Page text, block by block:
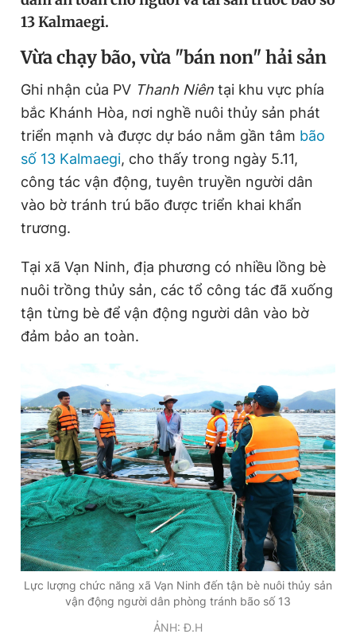
Sản phẩm khác
Thông tin tòa soạn Liên hệ quảng cáo
Đọc Thanh Niên trên điện thoại
Theo dõi báo trên
0906 645 777
Đặt báo Quảng cáo RSS Tòa soạn Chính sách bảo
Tổng biên tập: Nguyễn Ngọc Toàn
Phó tổng biên tập thường trực: Hải Thành
Phó tổng biên tập: Lâm Hiếu Dũng
Phó tổng biên tập: Trần Việt Hưng
Tổng thư ký tòa soạn: Đức Trung
Giấy phép xuất bản số 110/GP - BTTTT cấp ngày 24.3.2020
© 2003-2026 Bản quyền thuộc về Báo Thanh Niên. Cấm sao
chép dưới mọi hình thức nếu không có sự chấp thuận bằng văn
bản. Phát triển bởi ePi Technologies, JSC.
13 Kalmaegi.
Vừa chạy bão, vừa "bán non" hải sản
Ghi nhận của PV Thanh Niên tại khu vực phía
bắc Khánh Hòa, nơi nghề nuôi thủy sản phát
triển mạnh và được dự báo nằm gần tâm bão
số 13 Kalmaegi, cho thấy trong ngày 5.11,
công tác vận động, tuyên truyền người dân
vào bờ tránh trú bão được triển khai khẩn
trương.
Tại xã Vạn Ninh, địa phương có nhiều lồng bè
nuôi trồng thủy sản, các tổ công tác đã xuống
tận từng bè để vận động người dân vào bờ
đảm bảo an toàn.
Lực lượng chức năng xã Vạn Ninh đến tận bè nuôi thủy sản
vận động người dân phòng tránh bão số 13
ẢNH: Đ.H